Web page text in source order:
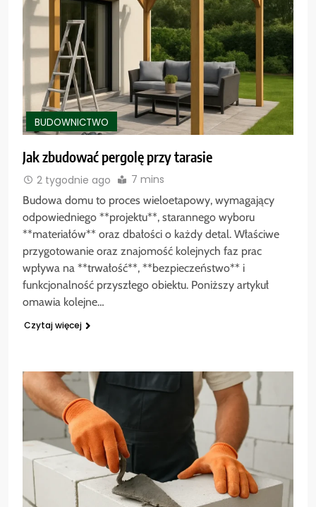
BUDOWNICTWO
Jak zbudować pergolę przy tarasie
2 tygodnie ago 7 mins
Budowa domu to proces wieloetapowy, wymagający
odpowiedniego **projektu**, starannego wyboru
**materiałów** oraz dbałości o każdy detal. Właściwe
przygotowanie oraz znajomość kolejnych faz prac
wpływa na **trwałość**, **bezpieczeństwo** i
funkcjonalność przyszłego obiektu. Poniższy artykuł
omawia kolejne…
Czytaj więcej